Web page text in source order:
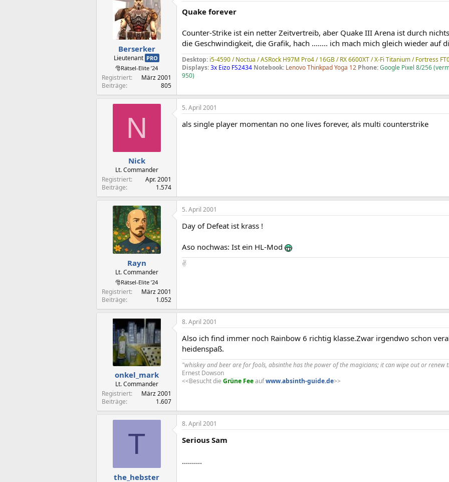
Berserker
Lieutenant PRO
🎅Rätsel-Elite ’24
Registriert
März 2001
Beiträge
805
Quake forever
Counter-Strike ist ein netter Zeitvertreib, aber Quake III Arena ist durch
die Geschwindigkeit, die Grafik, hach ........ ich mach mich gleich wieder auf
Desktop: i5-4590 / Noctua / ASRock H97M Pro4 / 16GB / RX 6600XT / X-Fi Titanium / Fortress
Displays:3x Eizo FS2434 Notebook: Lenovo Thinkpad Yoga 12 Phone:Google Pixel 8/256
950)
N
Nick
Lt. Commander
Registriert
Apr. 2001
Beiträge
1.574
5. April 2001
als single player momentan no one lives forever, als multi counterstrike
Rayn
Lt. Commander
🎅Rätsel-Elite ’24
Registriert
März 2001
Beiträge
1.052
5. April 2001
Day of Defeat ist krass !
Aso nochwas: Ist ein HL-Mod
✌️
onkel_mark
Lt. Commander
Registriert
März 2001
Beiträge
1.607
8. April 2001
Also ich find immer noch Rainbow 6 richtig klasse.Zwar irgendwo schon
heidenspaß.
"whiskey and beer are for fools, absinthe has the power of the magicians; it can wipe out or
Ernest Dowson
<<Besucht die Grüne Feeaufwww.absinth-guide.de>>
T
the_hebster
8. April 2001
Serious Sam
..........